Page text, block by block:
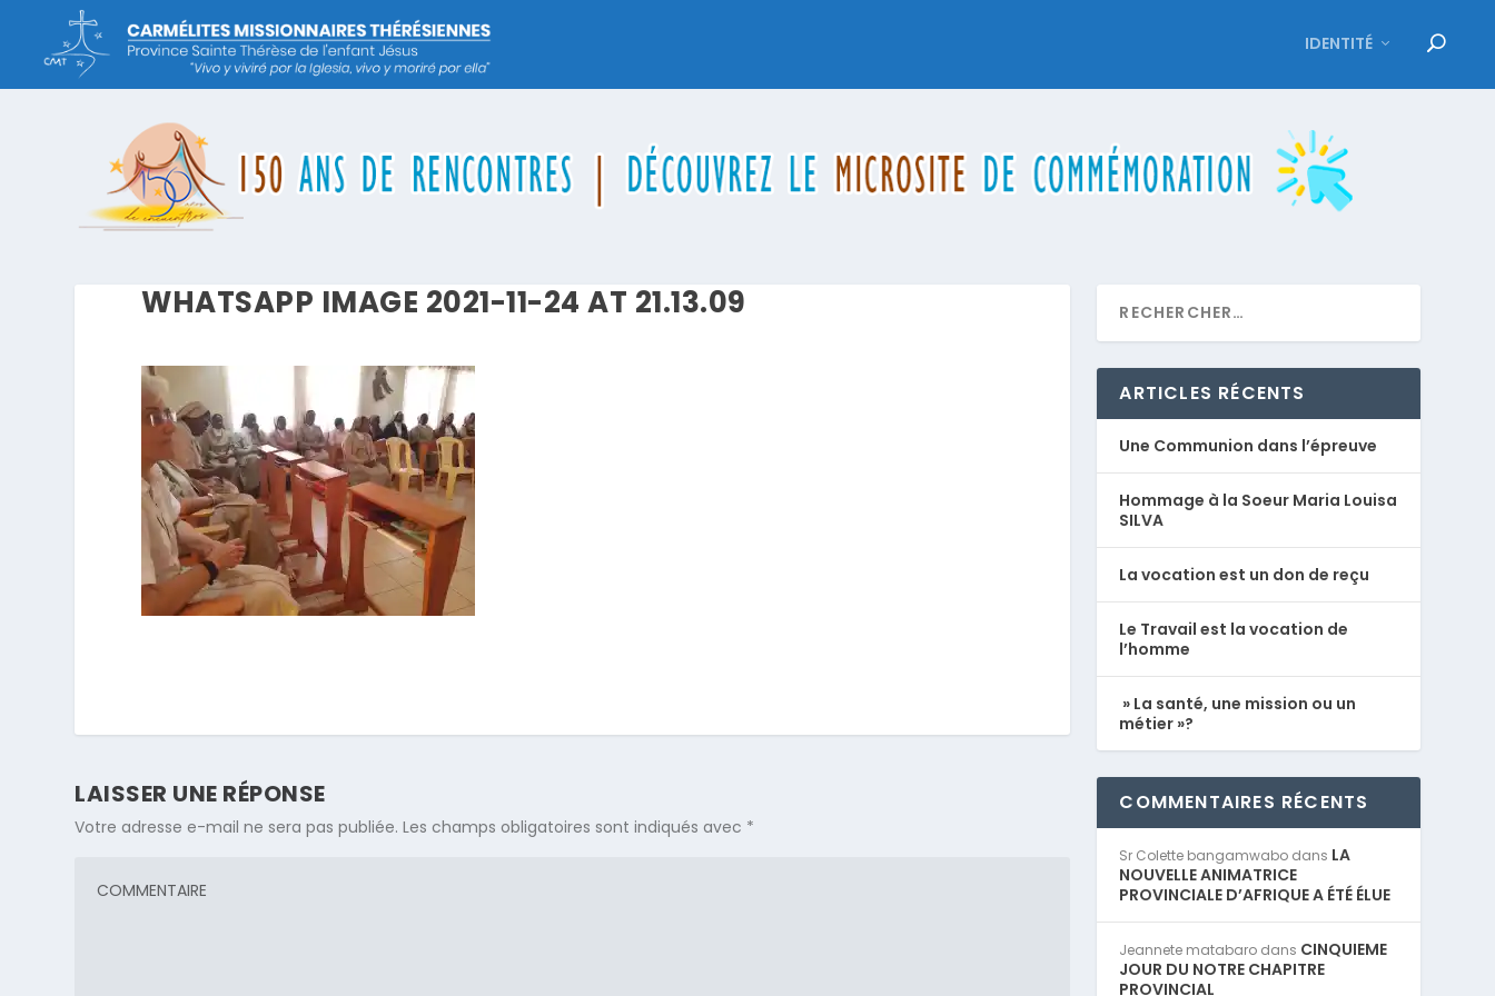
IDENTITÉ
WHATSAPP IMAGE 2021-11-24 AT 21.13.09
LAISSER UNE RÉPONSE
Votre adresse e-mail ne sera pas publiée. Les champs obligatoires sont indiqués avec *
ARTICLES RÉCENTS
Une Communion dans l’épreuve
Hommage à la Soeur Maria Louisa
SILVA
La vocation est un don de reçu
Le Travail est la vocation de
l’homme
» La santé, une mission ou un
métier »?
COMMENTAIRES RÉCENTS
Sr Colette bangamwabo dans LA
NOUVELLE ANIMATRICE
PROVINCIALE D’AFRIQUE A ÉTÉ ÉLUE
Jeannete matabaro dans CINQUIEME
JOUR DU NOTRE CHAPITRE
PROVINCIAL